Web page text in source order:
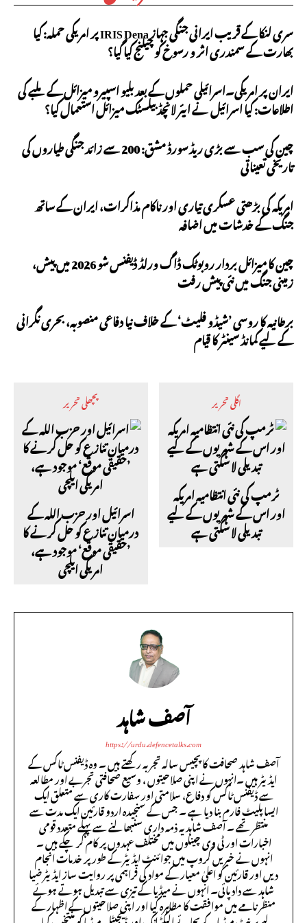
سری لنکا کے قریب ایرانی جنگی جہاز IRIS Dena پر امریکی حملہ: کیا
بھارت کے سمندری اثر و رسوخ کو چیلنج کیا گیا؟
ایران پر امریکی۔اسرائیلی حملوں کے بعد بلیو اسپیرو میزائل کے ملبے کی
اطلاعات: کیا اسرائیل نے ایئر لانچڈ بیلسٹک میزائل استعمال کیا؟
چین کی سب سے بڑی ریڈ سورڈ مشق: 200 سے زائد جنگی طیاروں کی
تاریخی تعیناتی
امریکہ کی بڑھتی عسکری تیاری اور ناکام مذاکرات، ایران کے ساتھ
جنگ کے خدشات میں اضافہ
چین کا میزائل بردار روبوٹک ڈاگ ورلڈ ڈیفنس شو 2026 میں پیش،
زمینی جنگ میں نئی پیش رفت
برطانیہ کا روسی ’شیڈو فلیٹ‘ کے خلاف نیا دفاعی منصوبہ، بحری نگرانی
کے لیے کمانڈ سینٹر کا قیام
پچھلی تحریر
اسرائیل اور حزب اللہ کے
درمیان تنازع کو حل کرنے کا
’حقیقی موقع‘ موجود ہے،
امریکی ایلچی
اگلی تحریر
ٹرمپ کی نئی انتظامیہ امریکہ
اور اس کے شہریوں کے لیے
تبدیلی لا سکتی ہے
آصف شاہد
https://urdu.defencetalks.com
آصف شاہد صحافت کا پچیس سالہ تجربہ رکھتے ہیں ۔ وہ ڈیفنس ٹاکس کے
ایڈیٹر ہیں ۔انہوں نے اپنی صلاحیتوں ، وسیع صحافتی تجربے اور مطالعہ
سے ڈیفنس ٹاکس کو دفاع، سلامتی اور سفارت کاری سے متعلق ایک
ایسا پلیٹ فارم بنا دیا ہے ۔ جس کے سنجیدہ اردو قارئین ایک مدت سے
منتظر تھے ۔ آصف شاہد یہ ذمہ داری سنبھالنے سے پہلے متعدد قومی
اخبارات اور ٹی وی چینلوں میں مختلف عہدوں پر کام کر چکے ہیں ۔
انہوں نے خبریں گروپ میں جوائنٹ ایڈیٹر کے طور پر خدمات انجام
دیں اور قارئین کو اعلیٰ معیار کے مواد کی فراہمی پر روایت ساز ایڈیٹر ضیا
شاہد سے داد پائی۔ انہوں نے میڈیا کے تیزی سے تبدیل ہوتے ہوئے
منظر نامے میں موافقت کا مظاہرہ کیا اور اپنی صلاحیتوں کے اظہار کے